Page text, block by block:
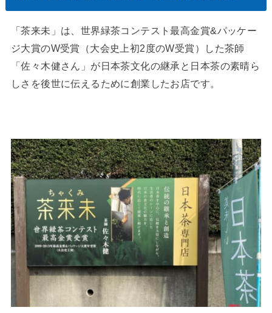
「茶来未」は、世界緑茶コンテスト最高金賞&パッケー
ジ大賞のW受賞（大会史上初2度のW受賞）した茶師
「佐々木健さん」が日本茶文化の継承と日本茶の素晴ら
しさを後世に伝えるために創業したお店です。